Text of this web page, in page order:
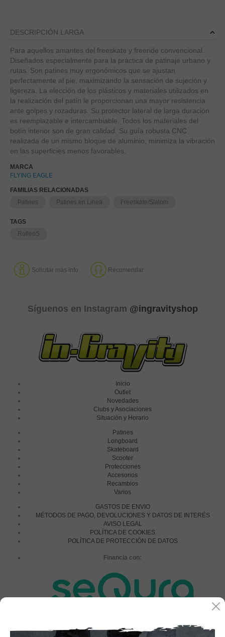
DESCRIPCIÓN LARGA
Para aquellos amantes del freeskate y freeride convencional.
Diseñados especialmente para la práctica de patinaje urbano y
rutas. Son patines muy ergonómicos que se ajustan
perfectamente al pie, maximizando la sensación de sujeción y
ligereza. La elección de los plásticos y materiales utilizados en
la realización del patín le proporcionan una mayor resistencia
ante golpes y rozaduras. Su protector lateral de larga duración
es reemplazable e intercambiable. Todos los materiales del
botín interior son de gran calidad. Su guía robusta CNC
realizada de un mismo bloque de aluminio, minimiza la vibración
en las superficies menos favorables.
MARCA
FLYING EAGLE
FAMILIAS RELACIONADAS
Patines
Patines en Linea Freeskate/Slalom
TAGS
RolleoS
Solicitar más info Recomendar
Síguenos en Instagram @ingravityshop
Inicio
Outlet
Novedades
Clubs y Asociaciones
Situación y Horario
Patines
Longboard
Skateboard
Scooter
Protecciones
Accesorios
Recambios
Varios
GASTOS DE ENVIO
MÉTODOS DE PAGO, DEVOLUCIONES Y DATOS DE INTERÉS
AVISO LEGAL
POLÍTICA DE COOKIES
POLÍTICA DE PROTECCIÓN DE DATOS
Financia con: